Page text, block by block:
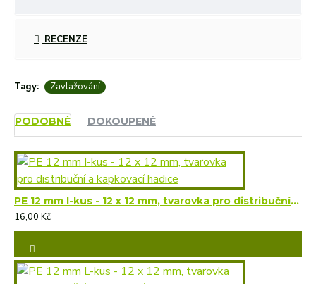
RECENZE
Tagy: Zavlažování
PODOBNÉ DOKOUPENÉ
PE 12 mm I-kus - 12 x 12 mm, tvarovka pro distribuční a kapkovací hadice
16,00 Kč